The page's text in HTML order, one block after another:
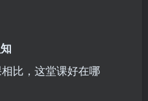
比，这堂课好在哪